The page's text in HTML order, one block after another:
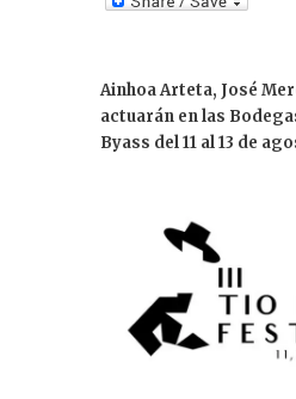
Ainhoa Arteta, José
actuarán en las
Byass del 11 al 13 de